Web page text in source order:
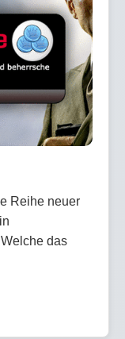
Reihe neuer
das